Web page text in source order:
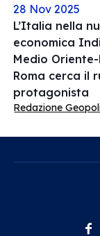
28 Nov 2025
L’Italia nella
economica
Medio
Roma cerca il
protagonista
Redazione